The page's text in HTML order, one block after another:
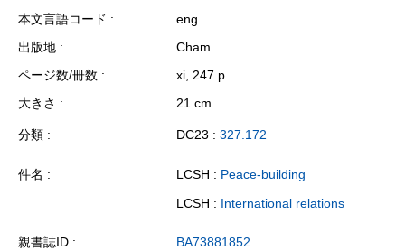
本文言語コード
eng
出版地
Cham
ページ数/冊数
xi, 247 p.
大きさ
21 cm
分類 DC23 : 327.172
件名 LCSH : Peace-building
LCSH : International relations
親書誌ID BA73881852